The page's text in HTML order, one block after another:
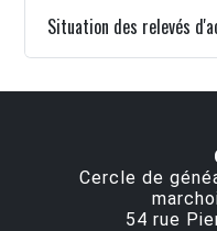
Situation des relevés
Cercle de
54 rue